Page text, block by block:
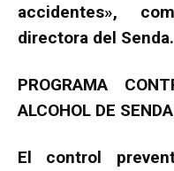
accidentes»,
directora del Senda.
PROGRAMA
ALCOHOL DE SENDA
El control